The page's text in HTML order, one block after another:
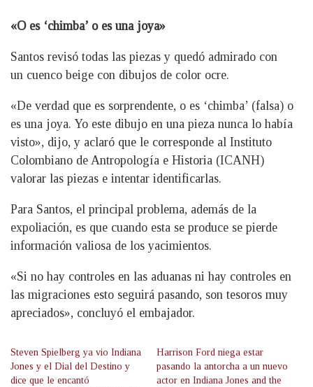
«O es ‘chimba’ o es una joya»
Santos revisó todas las piezas y quedó admirado con
un cuenco beige con dibujos de color ocre.
«De verdad que es sorprendente, o es ‘chimba’ (falsa) o
es una joya. Yo este dibujo en una pieza nunca lo había
visto», dijo, y aclaró que le corresponde al Instituto
Colombiano de Antropología e Historia (ICANH)
valorar las piezas e intentar identificarlas.
Para Santos, el principal problema, además de la
expoliación, es que cuando esta se produce se pierde
información valiosa de los yacimientos.
«Si no hay controles en las aduanas ni hay controles en
las migraciones esto seguirá pasando, son tesoros muy
apreciados», concluyó el embajador.
Steven Spielberg ya vio Indiana
Jones y el Dial del Destino y
dice que le encantó
Harrison Ford niega estar
pasando la antorcha a un nuevo
actor en Indiana Jones and the